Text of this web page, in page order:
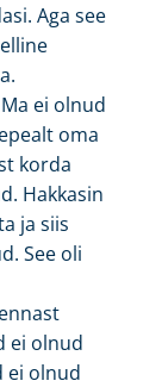
Aga see
ei olnud
oma
korda
Hakkasin
ja siis
See oli
ei olnud
ei olnud